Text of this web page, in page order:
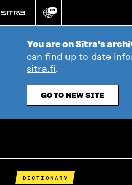
directly
to
Change
EN
You are on Sitra's
can find up to date
sitra.fi.
GO TO NEW SITE
DICTIONARY